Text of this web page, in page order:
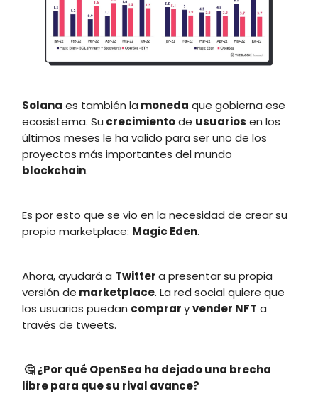
Solana es también la moneda que gobierna ese
ecosistema. Su crecimientode usuarios en los
últimos meses le ha valido para ser uno de los
proyectos más importantes del mundo
blockchain.
Es por esto que se vio en la necesidad de crear su
propio marketplace: Magic Eden.
Ahora, ayudará a Twittera presentar su propia
versión de marketplace. La red social quiere que
los usuarios puedan compraryvender NFT a
través de tweets.
🤔¿Por qué OpenSea ha dejado una brecha
libre para que su rival avance?